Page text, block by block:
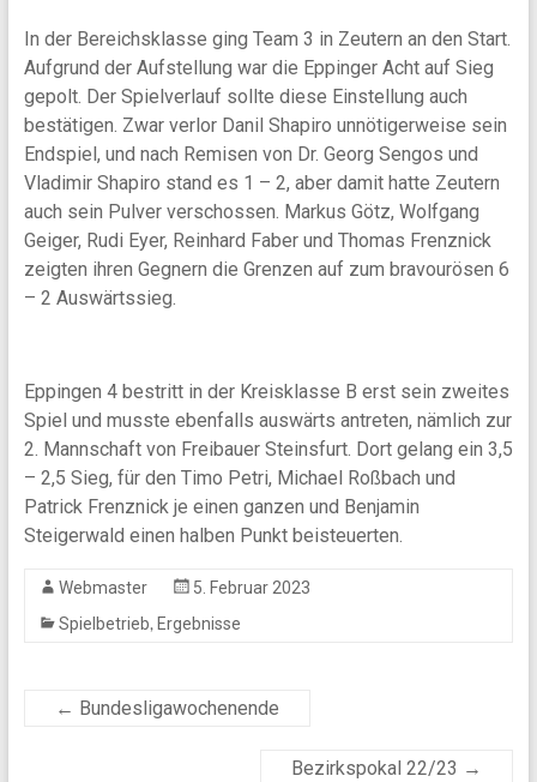
In der Bereichsklasse ging Team 3 in Zeutern an den Start.
Aufgrund der Aufstellung war die Eppinger Acht auf Sieg
gepolt. Der Spielverlauf sollte diese Einstellung auch
bestätigen. Zwar verlor Danil Shapiro unnötigerweise sein
Endspiel, und nach Remisen von Dr. Georg Sengos und
Vladimir Shapiro stand es 1 – 2, aber damit hatte Zeutern
auch sein Pulver verschossen. Markus Götz, Wolfgang
Geiger, Rudi Eyer, Reinhard Faber und Thomas Frenznick
zeigten ihren Gegnern die Grenzen auf zum bravourösen 6
– 2 Auswärtssieg.
Eppingen 4 bestritt in der Kreisklasse B erst sein zweites
Spiel und musste ebenfalls auswärts antreten, nämlich zur
2. Mannschaft von Freibauer Steinsfurt. Dort gelang ein 3,5
– 2,5 Sieg, für den Timo Petri, Michael Roßbach und
Patrick Frenznick je einen ganzen und Benjamin
Steigerwald einen halben Punkt beisteuerten.
Webmaster
5. Februar 2023
Spielbetrieb, Ergebnisse
← Bundesligawochenende
Bezirkspokal 22/23 →